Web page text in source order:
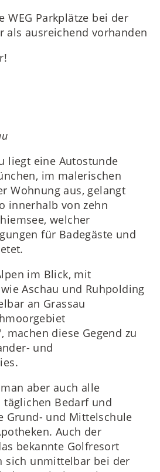
WEG Parkplätze bei der
als ausreichend vorhanden
liegt eine Autostunde
im malerischen
Wohnung aus, gelangt
innerhalb von zehn
welcher
für Badegäste und
im Blick, mit
Aschau und Ruhpolding
an Grassau
machen diese Gegend zu
und
aber auch alle
täglichen Bedarf und
Grund- und Mittelschule
Auch der
bekannte Golfresort
sich unmittelbar bei der